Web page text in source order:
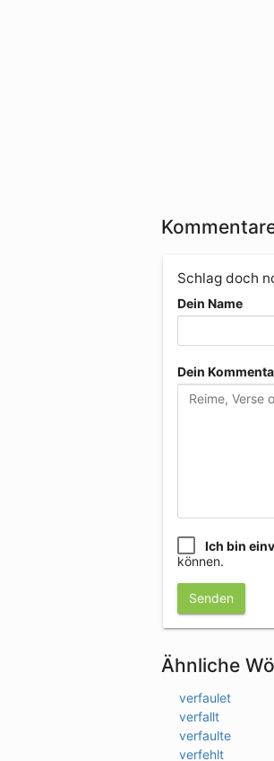
Schlag doch
Dein Name
Dein
Ich bin
können.
Senden
Ähnliche
verfaulet
verfallt
verfaulte
verfehlt